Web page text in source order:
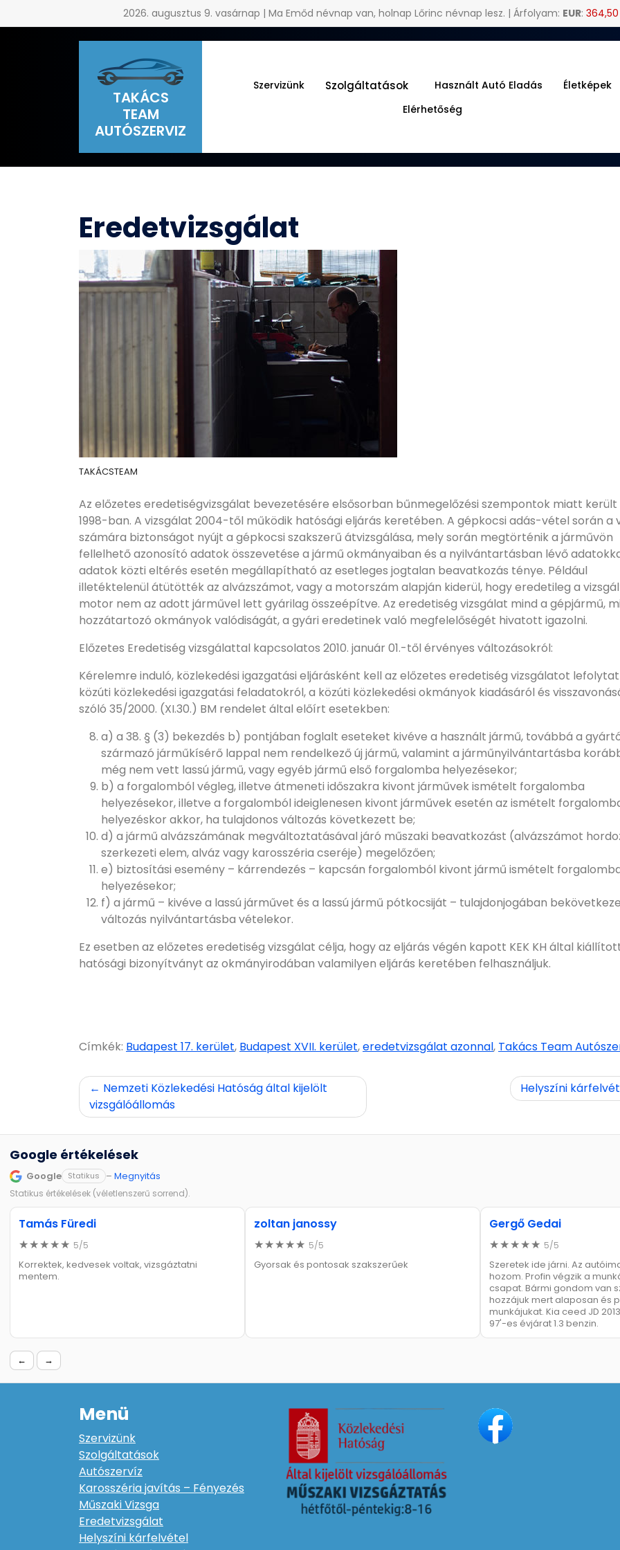
2026. augusztus 9. vasárnap | Ma Emőd névnap van, holnap Lőrinc névnap lesz. | Árfolyam: EUR:
TAKÁCS
TEAM
AUTÓSZERVIZ
Szervizünk Szolgáltatások Használt Autó Eladás
Életképek
Elérhetőség
Eredetvizsgálat
TAKÁCSTEAM
Az előzetes eredetiségvizsgálat bevezetésére elsősorban bűnmegelőzési szempontok miatt került
1998-ban. A vizsgálat 2004-től működik hatósági eljárás keretében. A gépkocsi adás-vétel során a
számára biztonságot nyújt a gépkocsi szakszerű átvizsgálása, mely során megtörténik a járművön
fellelhető azonosító adatok összevetése a jármű okmányaiban és a nyilvántartásban lévő
adatok közti eltérés esetén megállapítható az esetleges jogtalan beavatkozás ténye. Például
illetéktelenül átütötték az alvázszámot, vagy a motorszám alapján kiderül, hogy eredetileg a
motor nem az adott járművel lett gyárilag összeépítve. Az eredetiség vizsgálat mind a gépjármű,
hozzátartozó okmányok valódiságát, a gyári eredetinek való megfelelőségét hivatott igazolni.
Előzetes Eredetiség vizsgálattal kapcsolatos 2010. január 01.-től érvényes változásokról:
Kérelemre induló, közlekedési igazgatási eljárásként kell az előzetes eredetiség vizsgálatot
közúti közlekedési igazgatási feladatokról, a közúti közlekedési okmányok kiadásáról és
szóló 35/2000. (XI.30.) BM rendelet által előírt esetekben:
a) a 38. § (3) bekezdés b) pontjában foglalt eseteket kivéve a használt jármű, továbbá a
származó járműkísérő lappal nem rendelkező új jármű, valamint a járműnyilvántartásba
még nem vett lassú jármű, vagy egyéb jármű első forgalomba helyezésekor;
b) a forgalomból végleg, illetve átmeneti időszakra kivont járművek ismételt forgalomba
helyezésekor, illetve a forgalomból ideiglenesen kivont járművek esetén az ismételt
helyezéskor akkor, ha tulajdonos változás következett be;
d) a jármű alvázszámának megváltoztatásával járó műszaki beavatkozást (alvázszámot
szerkezeti elem, alváz vagy karosszéria cseréje) megelőzően;
e) biztosítási esemény – kárrendezés – kapcsán forgalomból kivont jármű ismételt
helyezésekor;
f) a jármű – kivéve a lassú járművet és a lassú jármű pótkocsiját – tulajdonjogában
változás nyilvántartásba vételekor.
Ez esetben az előzetes eredetiség vizsgálat célja, hogy az eljárás végén kapott KEK KH által
hatósági bizonyítványt az okmányirodában valamilyen eljárás keretében felhasználjuk.
Címkék: Budapest 17. kerület, Budapest XVII. kerület,eredetvizsgálat azonnal, Takács Team
Bejegyzés
navigáció
Nemzeti Közlekedési Hatóság által kijelölt
vizsgálóállomás
Helyszíni
Google értékelések
Google Statikus – Megnyitás
Statikus értékelések (véletlenszerű sorrend).
Tamás Füredi
5/5
Korrektek, kedvesek voltak, vizsgáztatni
mentem.
zoltan janossy
5/5
Gyorsak és pontosak szakszerűek
Gergő Gedai
5/5
Szeretek ide járni. Az
hozom. Profin végzik a
csapat. Bármi gondom van
hozzájuk mert alaposan és
munkájukat. Kia ceed JD
97'-es évjárat 1.3 benzin.
← →
Menü
Szervizünk
Szolgáltatások
Autószervíz
Karosszéria javítás – Fényezés
Műszaki Vizsga
Eredetvizsgálat
Helyszíni kárfelvétel